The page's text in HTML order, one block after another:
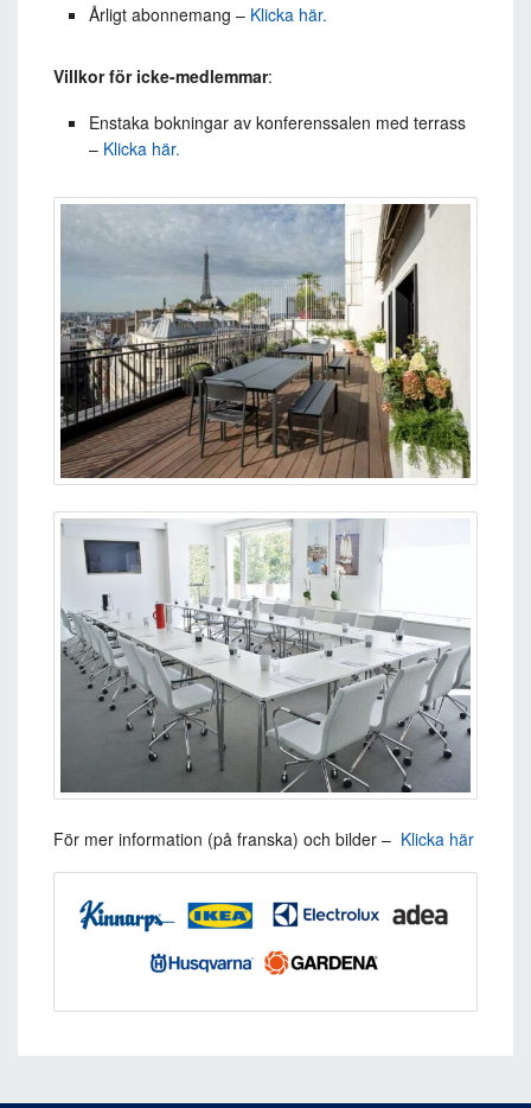
Årligt abonnemang – Klicka här.
Villkor för icke-medlemmar:
Enstaka bokningar av konferenssalen med terrass
– Klicka här.
För mer information (på franska) och bilder – Klicka här